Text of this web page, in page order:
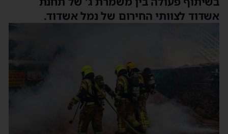
אשדוד לצוותי החירום של נמל אשדוד.